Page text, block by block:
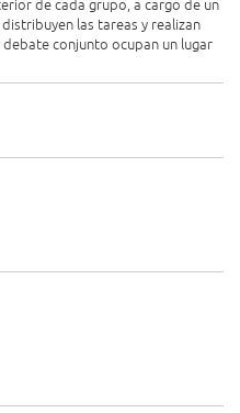
de cada grupo, a cargo de un
las tareas y realizan
conjunto ocupan un lugar